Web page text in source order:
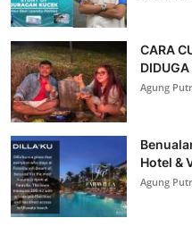
CARA
Agung
Hotel &
Agung